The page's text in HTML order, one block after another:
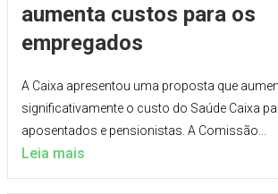
aumenta custos para os
empregados
A Caixa apresentou uma proposta que
significativamente o custo do Saúde Caixa
aposentados e pensionistas. A Comissão...
Leia mais